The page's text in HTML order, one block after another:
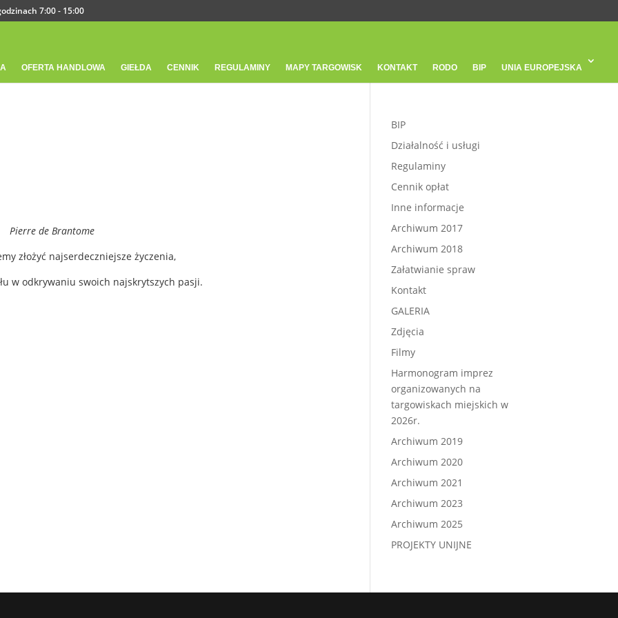
7:00 - 15:00
OFERTA HANDLOWA GIEŁDA CENNIK REGULAMINY MAPY TARGOWISK KONTAKT RODO BIP UNIA EUROPEJSKA
Pierre de Brantome
złożyć najserdeczniejsze życzenia,
w odkrywaniu swoich najskrytszych pasji.
BIP
Działalność i usługi
Regulaminy
Cennik opłat
Inne informacje
Archiwum 2017
Archiwum 2018
Załatwianie spraw
Kontakt
GALERIA
Zdjęcia
Filmy
Harmonogram imprez
organizowanych na
targowiskach miejskich w
2026r.
Archiwum 2019
Archiwum 2020
Archiwum 2021
Archiwum 2023
Archiwum 2025
PROJEKTY UNIJNE